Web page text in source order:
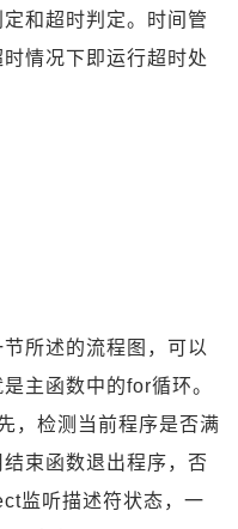
和超时判定。时间管
情况下即运行超时处
所述的流程图，可以
主函数中的for循环。
，检测当前程序是否满
束函数退出程序，否
监听描述符状态，一